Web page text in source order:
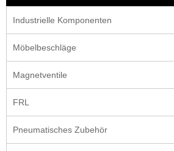
Industrielle Komponenten
Möbelbeschläge
Magnetventile
FRL
Pneumatisches Zubehör